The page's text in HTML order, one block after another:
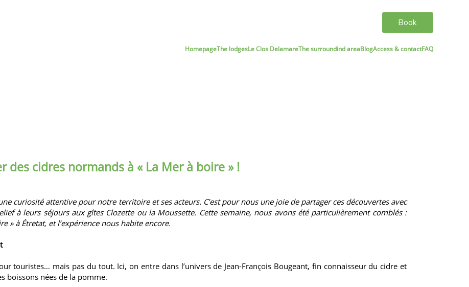
Book
HomepageThe lodgesLe Clos DelamareThe surroundind areaBlogAccess & contactFAQ
des cidres normands à « La Mer à boire » !
curiosité attentive pour notre territoire et ses acteurs. C’est pour nous une joie de partager ces découvertes avec
à leurs séjours aux gîtes Clozette ou la Moussette. Cette semaine, nous avons été particulièrement comblés :
» à Étretat, et l’expérience nous habite encore.
touristes… mais pas du tout. Ici, on entre dans l’univers de Jean-François Bougeant, fin connaisseur du cidre et
boissons nées de la pomme.